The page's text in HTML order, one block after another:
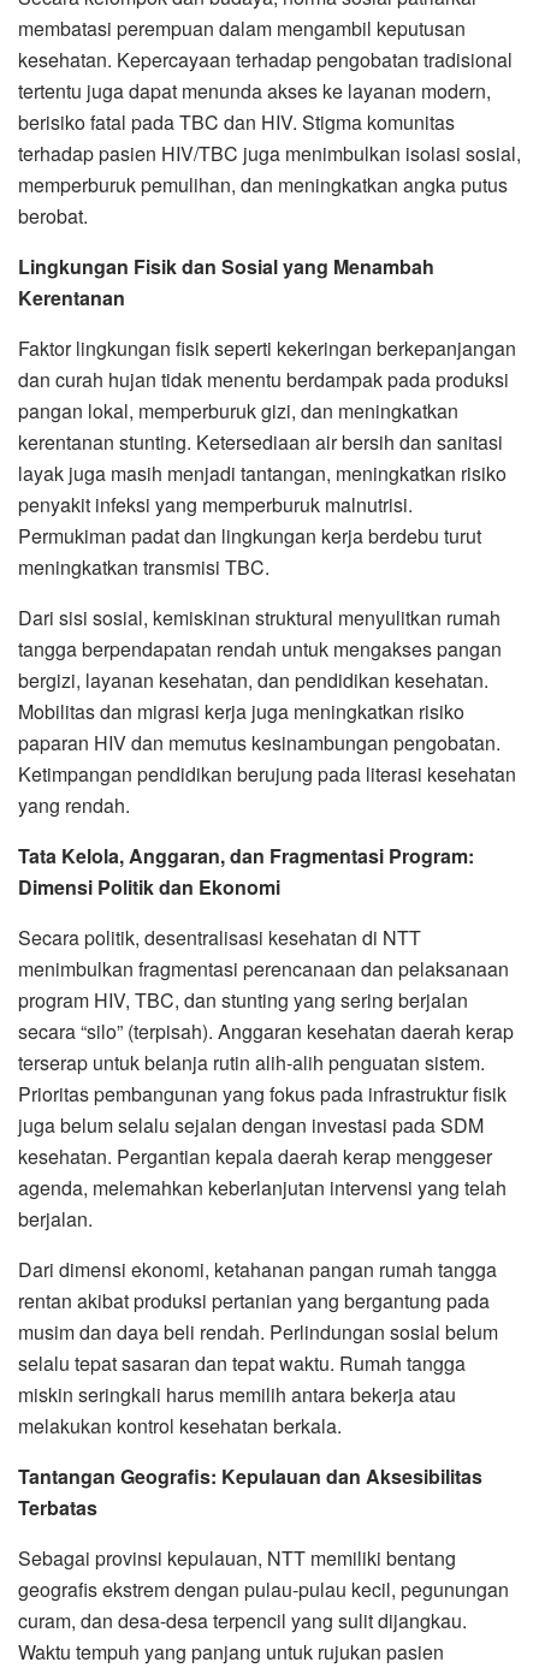
membatasi perempuan dalam mengambil keputusan
kesehatan. Kepercayaan terhadap pengobatan tradisional
tertentu juga dapat menunda akses ke layanan modern,
berisiko fatal pada TBC dan HIV. Stigma komunitas
terhadap pasien HIV/TBC juga menimbulkan isolasi sosial,
memperburuk pemulihan, dan meningkatkan angka putus
berobat.
Lingkungan Fisik dan Sosial yang Menambah
Kerentanan
Faktor lingkungan fisik seperti kekeringan berkepanjangan
dan curah hujan tidak menentu berdampak pada produksi
pangan lokal, memperburuk gizi, dan meningkatkan
kerentanan stunting. Ketersediaan air bersih dan sanitasi
layak juga masih menjadi tantangan, meningkatkan risiko
penyakit infeksi yang memperburuk malnutrisi.
Permukiman padat dan lingkungan kerja berdebu turut
meningkatkan transmisi TBC.
Dari sisi sosial, kemiskinan struktural menyulitkan rumah
tangga berpendapatan rendah untuk mengakses pangan
bergizi, layanan kesehatan, dan pendidikan kesehatan.
Mobilitas dan migrasi kerja juga meningkatkan risiko
paparan HIV dan memutus kesinambungan pengobatan.
Ketimpangan pendidikan berujung pada literasi kesehatan
yang rendah.
Tata Kelola, Anggaran, dan Fragmentasi Program:
Dimensi Politik dan Ekonomi
Secara politik, desentralisasi kesehatan di NTT
menimbulkan fragmentasi perencanaan dan pelaksanaan
program HIV, TBC, dan stunting yang sering berjalan
secara “silo” (terpisah). Anggaran kesehatan daerah kerap
terserap untuk belanja rutin alih-alih penguatan sistem.
Prioritas pembangunan yang fokus pada infrastruktur fisik
juga belum selalu sejalan dengan investasi pada SDM
kesehatan. Pergantian kepala daerah kerap menggeser
agenda, melemahkan keberlanjutan intervensi yang telah
berjalan.
Dari dimensi ekonomi, ketahanan pangan rumah tangga
rentan akibat produksi pertanian yang bergantung pada
musim dan daya beli rendah. Perlindungan sosial belum
selalu tepat sasaran dan tepat waktu. Rumah tangga
miskin seringkali harus memilih antara bekerja atau
melakukan kontrol kesehatan berkala.
Tantangan Geografis: Kepulauan dan Aksesibilitas
Terbatas
Sebagai provinsi kepulauan, NTT memiliki bentang
geografis ekstrem dengan pulau-pulau kecil, pegunungan
curam, dan desa-desa terpencil yang sulit dijangkau.
Waktu tempuh yang panjang untuk rujukan pasien